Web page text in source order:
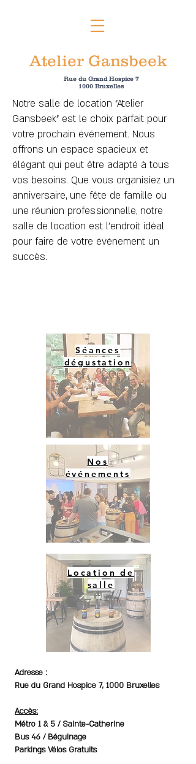
Atelier Gansbeek
Rue du Grand Hospice 7
1000 Bruxelles
Notre salle de location "Atelier
Gansbeek" est le choix parfait pour
votre prochain événement. Nous
offrons un espace spacieux et
élégant qui peut être adapté à tous
vos besoins. Que vous organisiez un
anniversaire, une fête de famille ou
une réunion professionnelle, notre
salle de location est l'endroit idéal
pour faire de votre événement un
succès.
Séances
dégustation
Nos
événements
Location de
salle
Adresse :
Rue du Grand Hospice 7, 1000 Bruxelles
Accès:
Métro 1 & 5 / Sainte-Catherine
Bus 46 / Béguinage
Parkings Vélos Gratuits